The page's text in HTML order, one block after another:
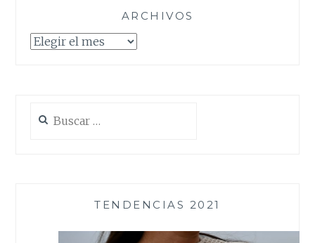
ARCHIVOS
Archivos
TENDENCIAS 2021